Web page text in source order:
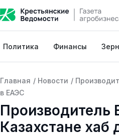
Политика Финансы
Главная / Новости /
в ЕАЭС
Производитель
Казахстане хаб